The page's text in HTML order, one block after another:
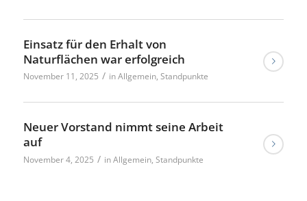
Einsatz für den Erhalt von
Naturflächen war erfolgreich
November 11, 2025 / inAllgemein, Standpunkte
Neuer Vorstand nimmt seine Arbeit
auf
November 4, 2025 / inAllgemein, Standpunkte